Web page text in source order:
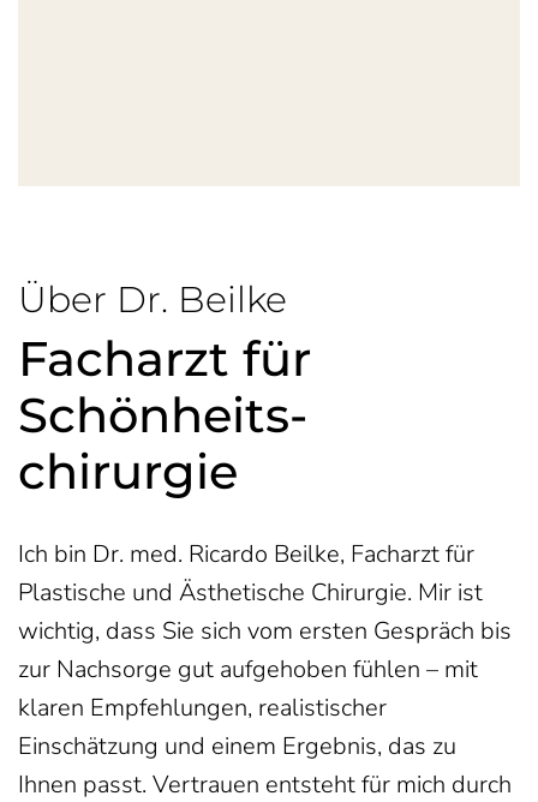
Über Dr. Beilke
Facharzt für
Schönheits­
chirurgie
Ich bin Dr. med. Ricardo Beilke, Facharzt für
Plastische und Ästhetische Chirurgie. Mir ist
wichtig, dass Sie sich vom ersten Gespräch bis
zur Nachsorge gut aufgehoben fühlen – mit
klaren Empfehlungen, realistischer
Einschätzung und einem Ergebnis, das zu
Ihnen passt. Vertrauen entsteht für mich durch